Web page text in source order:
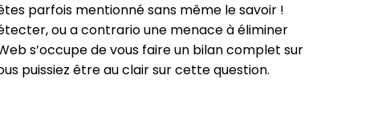
parfois mentionné sans même le savoir !
ou a contrario une menace à éliminer
s’occupe de vous faire un bilan complet sur
puissiez être au clair sur cette question.